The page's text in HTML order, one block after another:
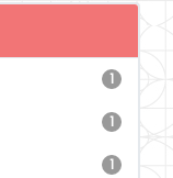
1
1
1